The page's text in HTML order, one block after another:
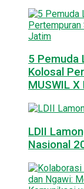
5 Pemuda
Kolosal
MUSWIL
LDII
Nasional